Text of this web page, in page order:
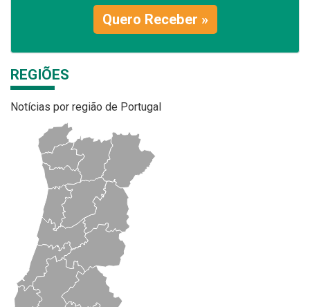
Quero Receber »
REGIÕES
Notícias por região de Portugal